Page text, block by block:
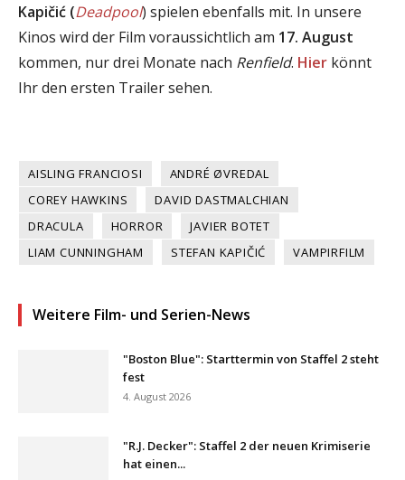
Kapičić (Deadpool) spielen ebenfalls mit. In unsere
Kinos wird der Film voraussichtlich am 17. August
kommen, nur drei Monate nach Renfield. Hier könnt
Ihr den ersten Trailer sehen.
AISLING FRANCIOSI
ANDRÉ ØVREDAL
COREY HAWKINS
DAVID DASTMALCHIAN
DRACULA
HORROR
JAVIER BOTET
LIAM CUNNINGHAM
STEFAN KAPIČIĆ VAMPIRFILM
Weitere Film- und Serien-News
"Boston Blue": Starttermin von Staffel 2 steht
fest
4. August 2026
"R.J. Decker": Staffel 2 der neuen Krimiserie
hat einen...